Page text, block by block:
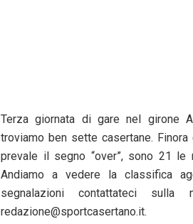
Terza giornata di gare nel girone
troviamo ben sette casertane.
prevale il segno “over”, sono 21 le
Andiamo a vedere la classifica
segnalazioni contattateci
redazione@sportcasertano.it.